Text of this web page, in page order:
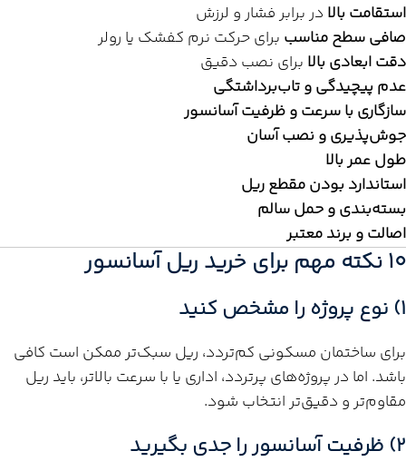
استقامت بالا در برابر فشار و لرزش
صافی سطح مناسب برای حرکت نرم کفشک یا رولر
دقت ابعادی بالا برای نصب دقیق
عدم پیچیدگی و تاب‌برداشتگی
سازگاری با سرعت و ظرفیت آسانسور
جوش‌پذیری و نصب آسان
طول عمر بالا
استاندارد بودن مقطع ریل
بسته‌بندی و حمل سالم
اصالت و برند معتبر
10 نکته مهم برای خرید ریل آسانسور
1) نوع پروژه را مشخص کنید
برای ساختمان مسکونی کم‌تردد، ریل سبک‌تر ممکن است کافی
باشد. اما در پروژه‌های پرتردد، اداری یا با سرعت بالاتر، باید ریل
مقاوم‌تر و دقیق‌تر انتخاب شود.
2) ظرفیت آسانسور را جدی بگیرید